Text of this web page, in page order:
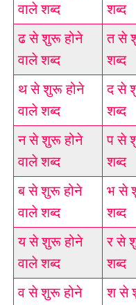
वाले शब्द
शब्द
ढ से शुरू होने
वाले शब्द
त से
शब्द
थ से शुरू होने
वाले शब्द
द से
शब्द
न से शुरू होने
वाले शब्द
प से
शब्द
ब से शुरू होने
वाले शब्द
भ से
शब्द
य से शुरू होने
वाले शब्द
र से
शब्द
व से शुरू होने
श से